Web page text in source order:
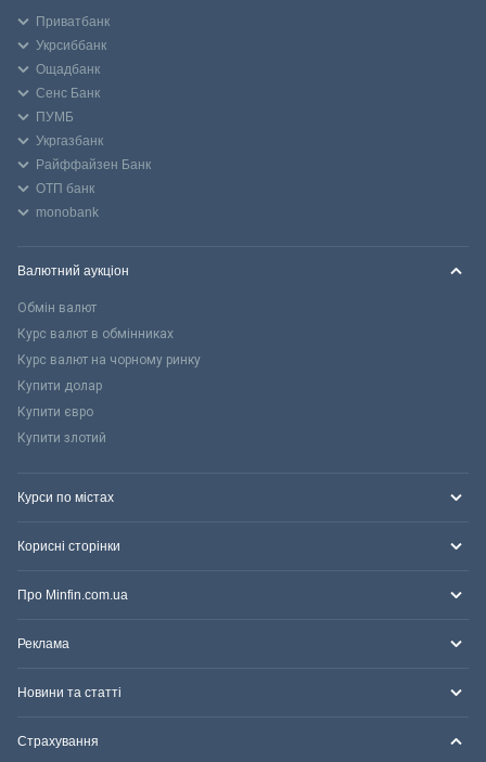
Приватбанк
Укрсиббанк
Ощадбанк
Сенс Банк
ПУМБ
Укргазбанк
Райффайзен Банк
ОТП банк
monobank
Валютний аукціон
Обмін валют
Курс валют в обмінниках
Курс валют на чорному ринку
Купити долар
Купити євро
Купити злотий
Курси по містах
Корисні сторінки
Про Minfin.com.ua
Реклама
Новини та статті
Страхування